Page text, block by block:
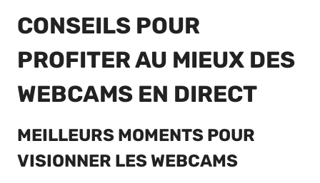
CONSEILS POUR
PROFITER AU MIEUX DES
WEBCAMS EN DIRECT
MEILLEURS MOMENTS POUR
VISIONNER LES WEBCAMS